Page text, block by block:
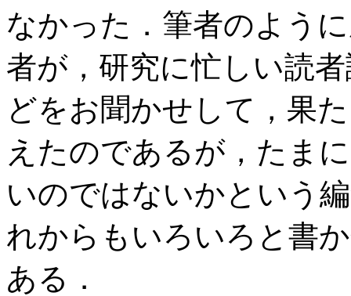
なかった．筆者のよう
者が，研究に忙しい読
どをお聞かせして，果
えたのであるが，たま
いのではないかという
れからもいろいろと書
ある．